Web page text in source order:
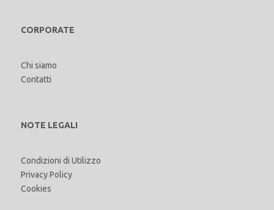
CORPORATE
Chi siamo
Contatti
NOTE LEGALI
Condizioni di Utilizzo
Privacy Policy
Cookies